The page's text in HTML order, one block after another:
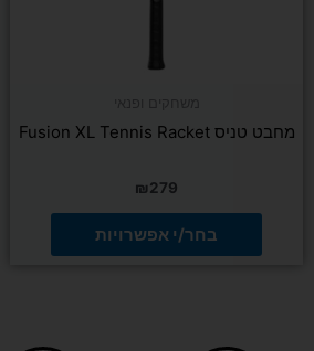
מחבט טניס Fusion XL Tennis Racket
₪279
בחר/י אפשרויות
המוצר